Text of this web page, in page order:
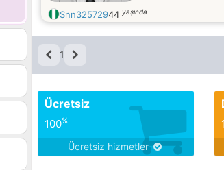
Snn32572944 yaşında
1
Ücretsiz
100%
Ücretsiz hizmetler